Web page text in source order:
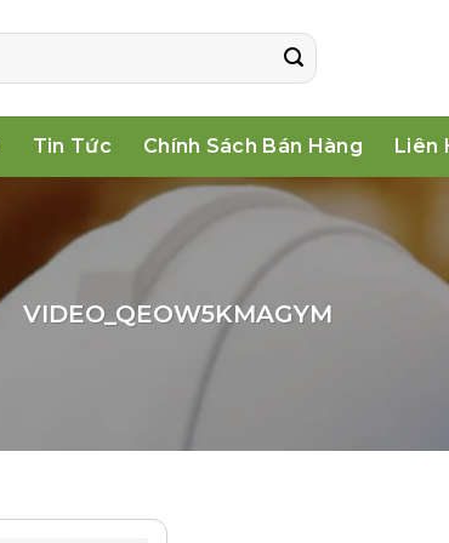
Tin Tức Chính Sách Bán Hàng Liên
VIDEO_QEOW5KMAGYM